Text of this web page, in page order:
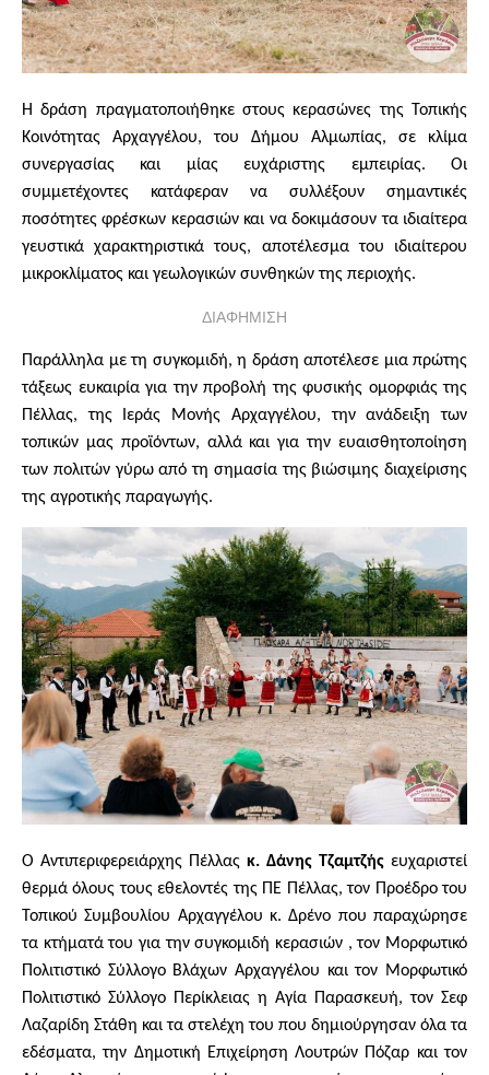
Η δράση πραγματοποιήθηκε στους κερασώνες της Τοπικής
Κοινότητας Αρχαγγέλου, του Δήμου Αλμωπίας, σε κλίμα
συνεργασίας και μίας ευχάριστης εμπειρίας. Οι
συμμετέχοντες κατάφεραν να συλλέξουν σημαντικές
ποσότητες φρέσκων κερασιών και να δοκιμάσουν τα ιδιαίτερα
γευστικά χαρακτηριστικά τους, αποτέλεσμα του ιδιαίτερου
μικροκλίματος και γεωλογικών συνθηκών της περιοχής.
ΔΙΑΦΗΜΙΣΗ
Παράλληλα με τη συγκομιδή, η δράση αποτέλεσε μια πρώτης
τάξεως ευκαιρία για την προβολή της φυσικής ομορφιάς της
Πέλλας, της Ιεράς Μονής Αρχαγγέλου, την ανάδειξη των
τοπικών μας προϊόντων, αλλά και για την ευαισθητοποίηση
των πολιτών γύρω από τη σημασία της βιώσιμης διαχείρισης
της αγροτικής παραγωγής.
Ο Αντιπεριφερειάρχης Πέλλας κ. Δάνης Τζαμτζής ευχαριστεί
θερμά όλους τους εθελοντές της ΠΕ Πέλλας, τον Προέδρο του
Τοπικού Συμβουλίου Αρχαγγέλου κ. Δρένο που παραχώρησε
τα κτήματά του για την συγκομιδή κερασιών , τον Μορφωτικό
Πολιτιστικό Σύλλογο Βλάχων Αρχαγγέλου και τον Μορφωτικό
Πολιτιστικό Σύλλογο Περίκλειας η Αγία Παρασκευή, τον Σεφ
Λαζαρίδη Στάθη και τα στελέχη του που δημιούργησαν όλα τα
εδέσματα, την Δημοτική Επιχείρηση Λουτρών Πόζαρ και τον